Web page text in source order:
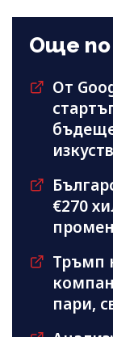
Още
От
€270
Тръмп
пари,